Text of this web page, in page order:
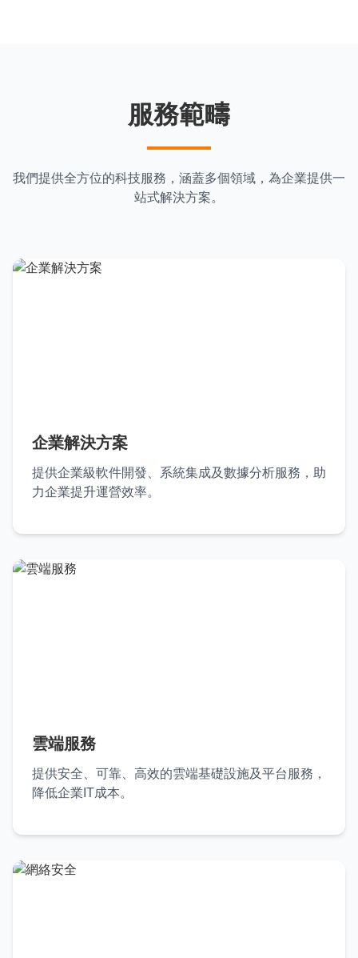
服務範疇
我們提供全方位的科技服務，涵蓋多個領域，為企業提供一
站式解決方案。
企業解決方案
提供企業級軟件開發、系統集成及數據分析服務，助
力企業提升運營效率。
雲端服務
提供安全、可靠、高效的雲端基礎設施及平台服務，
降低企業IT成本。